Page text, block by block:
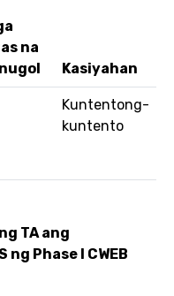
na
Kasiyahan
Kuntentong-
kuntento
TA ang
Phase I CWEB